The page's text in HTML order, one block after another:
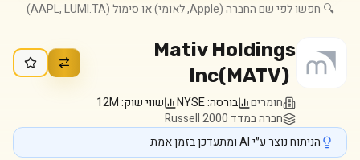
🔍 חפשו לפי שם החברה (Apple, לאומי) או סימול (AAPL, LUMI.TA)
Mativ Holdings
Inc(MATV)
חומרים בורסה:NYSE שווי שוק:12M
חברה במדד Russell 2000
הניתוח נוצר ע״י AI ומתעדכן בזמן אמת